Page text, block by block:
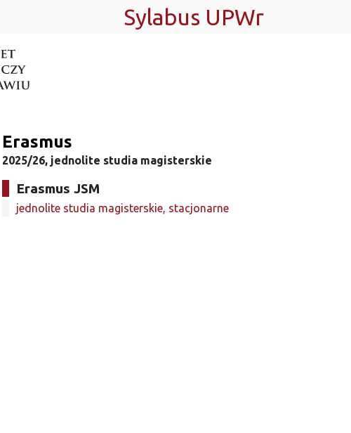
Sylabus UPWr
Erasmus
2025/26, jednolite studia magisterskie
Erasmus JSM
jednolite studia magisterskie, stacjonarne